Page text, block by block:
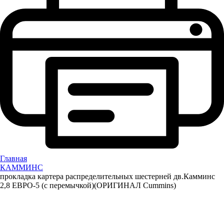
Главная
КАММИНС
прокладка картера распределительных шестерней дв.Камминс
2,8 ЕВРО-5 (с перемычкой)(ОРИГИНАЛ Cummins)